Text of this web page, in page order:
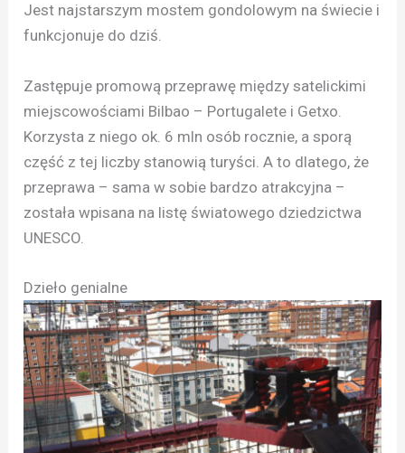
Jest najstarszym mostem gondolowym na świecie i
funkcjonuje do dziś.
Zastępuje promową przeprawę między satelickimi
miejscowościami Bilbao – Portugalete i Getxo.
Korzysta z niego ok. 6 mln osób rocznie, a sporą
część z tej liczby stanowią turyści. A to dlatego, że
przeprawa – sama w sobie bardzo atrakcyjna –
została wpisana na listę światowego dziedzictwa
UNESCO.
Dzieło genialne